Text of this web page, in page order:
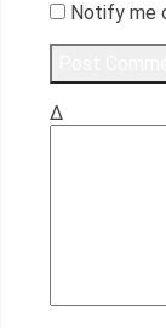
Notify me
Δ